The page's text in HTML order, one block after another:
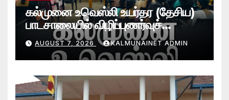
கல்முனை உவெஸ்லி உயர்தர (தேசிய)
பாடசாலையில் விழிப்புணர்வுச்
செயலமர்வு
AUGUST 7, 2026 KALMUNAINET ADMIN